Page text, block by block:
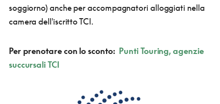
soggiorno) anche per accompagnatori alloggiati nella
camera dell'iscritto TCI.
Per prenotare con lo sconto: Punti Touring,agenzie
succursali TCI